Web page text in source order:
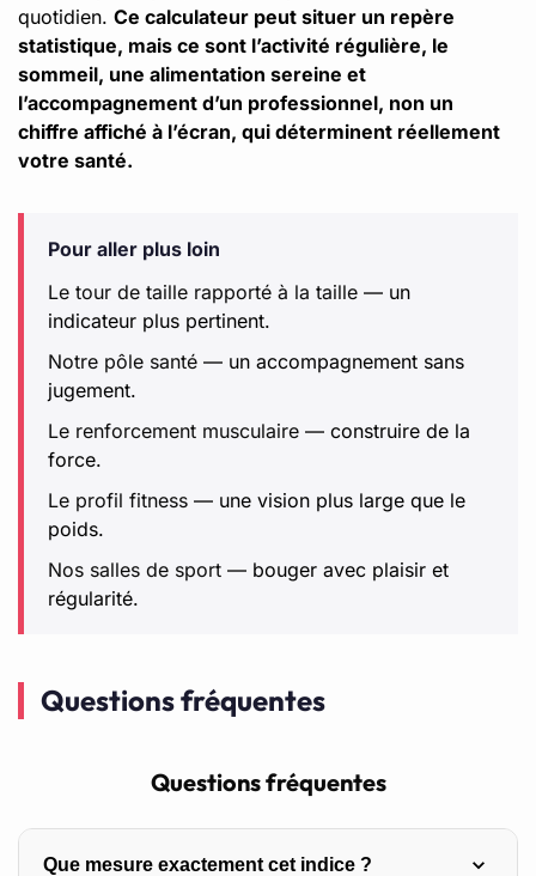
quotidien. Ce calculateur peut situer un repère
statistique, mais ce sont l’activité régulière, le
sommeil, une alimentation sereine et
l’accompagnement d’un professionnel, non un
chiffre affiché à l’écran, qui déterminent réellement
votre santé.
Pour aller plus loin
Le tour de taille rapporté à la taille — un
indicateur plus pertinent.
Notre pôle santé — un accompagnement sans
jugement.
Le renforcement musculaire — construire de la
force.
Le profil fitness — une vision plus large que le
poids.
Nos salles de sport — bouger avec plaisir et
régularité.
Questions fréquentes
Questions fréquentes
Que mesure exactement cet indice ?